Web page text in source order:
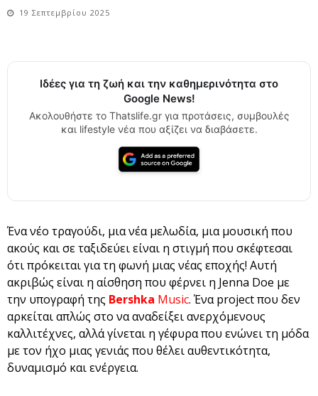
19 Σεπτεμβρίου 2025
Ιδέες για τη ζωή και την καθημερινότητα στο
Google News!
Ακολουθήστε το Thatslife.gr για προτάσεις, συμβουλές
και lifestyle νέα που αξίζει να διαβάσετε.
Ένα νέο τραγούδι, μια νέα μελωδία, μια μουσική που
ακούς και σε ταξιδεύει είναι η στιγμή που σκέφτεσαι
ότι πρόκειται για τη φωνή μιας νέας εποχής! Αυτή
ακριβώς είναι η αίσθηση που φέρνει η Jenna Doe με
την υπογραφή της Bershka Music. Ένα project που δεν
αρκείται απλώς στο να αναδείξει ανερχόμενους
καλλιτέχνες, αλλά γίνεται η γέφυρα που ενώνει τη μόδα
με τον ήχο μιας γενιάς που θέλει αυθεντικότητα,
δυναμισμό και ενέργεια.